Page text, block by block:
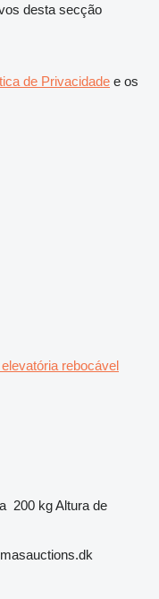
desta secção
de Privacidade e os
rebocável
200 kgAltura de